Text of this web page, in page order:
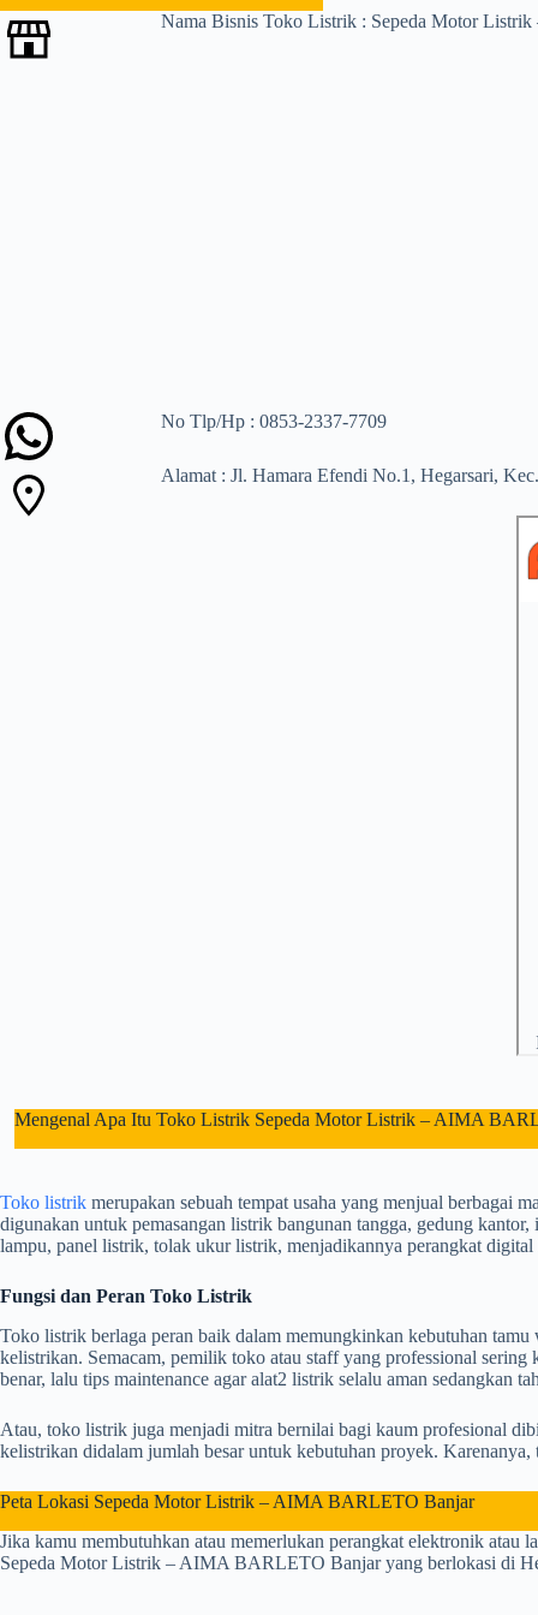
Nama Bisnis Toko Listrik : Sepeda Motor
No Tlp/Hp : 0853-2337-7709
Alamat : Jl. Hamara Efendi No.1, Hegarsari,
Mengenal Apa Itu Toko Listrik Sepeda Motor Listrik – AIMA
Toko listrik merupakan sebuah tempat usaha yang menjual berbagai
digunakan untuk pemasangan listrik bangunan tangga, gedung
lampu, panel listrik, tolak ukur listrik, menjadikannya perangkat
Fungsi dan Peran Toko Listrik
Toko listrik berlaga peran baik dalam memungkinkan kebutuhan
kelistrikan. Semacam, pemilik toko atau staff yang professional sering
benar, lalu tips maintenance agar alat2 listrik selalu aman sedangkan
Atau, toko listrik juga menjadi mitra bernilai bagi kaum profesional
kelistrikan didalam jumlah besar untuk kebutuhan proyek.
Peta Lokasi Sepeda Motor Listrik – AIMA BARLETO Banjar
Jika kamu membutuhkan atau memerlukan perangkat elektronik
Sepeda Motor Listrik – AIMA BARLETO Banjar yang berlokasi di